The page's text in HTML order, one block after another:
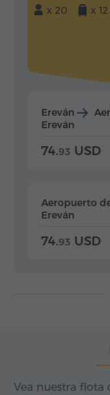
x 20
x 12
Ereván
Ereván
74.93 USD
Aeropuerto
Ereván
74.93 USD
Vea nuestra flota